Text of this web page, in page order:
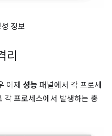
정보
리
이제 성능 패널에서 각 프로세
각 프로세스에서 발생하는 총